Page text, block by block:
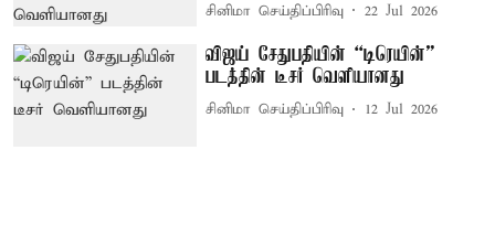
சினிமா செய்திப்பிரிவு 22 Jul 2026
விஜய் சேதுபதியின் “டிரெயின்”
படத்தின் டீசர் வெளியானது
சினிமா செய்திப்பிரிவு 12 Jul 2026